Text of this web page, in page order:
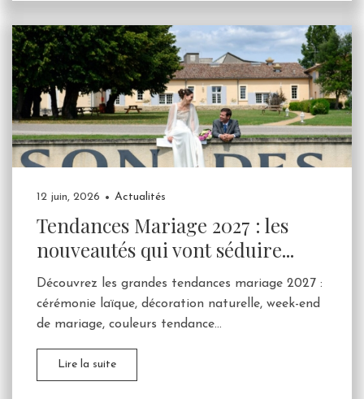
12 juin, 2026 Actualités
Tendances Mariage 2027 : les
nouveautés qui vont séduire...
Découvrez les grandes tendances mariage 2027 :
cérémonie laïque, décoration naturelle, week-end
de mariage, couleurs tendance...
Lire la suite